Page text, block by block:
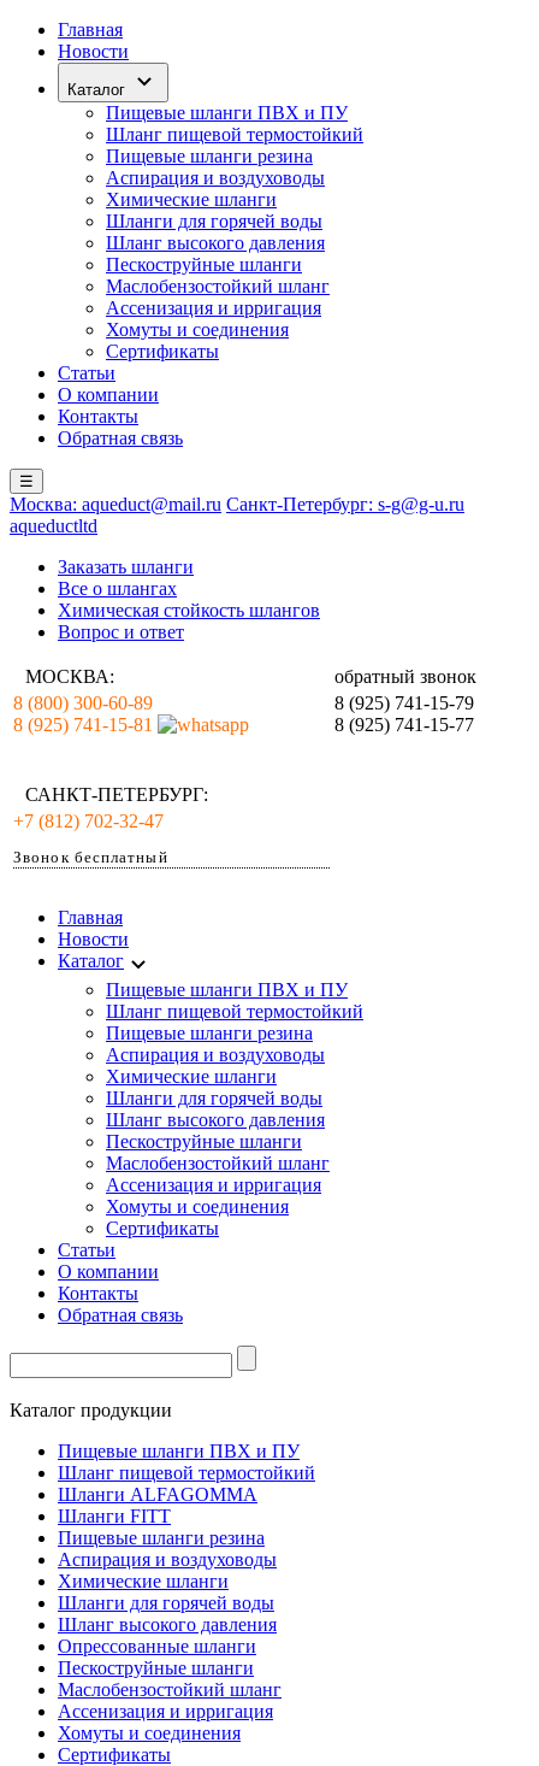
Главная
Новости
Каталог
Пищевые шланги ПВХ и ПУ
Шланг пищевой термостойкий
Пищевые шланги резина
Аспирация и воздуховоды
Химические шланги
Шланги для горячей воды
Шланг высокого давления
Пескоструйные шланги
Маслобензостойкий шланг
Ассенизация и ирригация
Хомуты и соединения
Сертификаты
Статьи
О компании
Контакты
Обратная связь
☰
Москва: aqueduct@mail.ru Санкт-Петербург: s-g@g-u.ru
aqueductltd
Заказать шланги
Все о шлангах
Химическая стойкость шлангов
Вопрос и ответ
МОСКВА:
обратный звонок
8 (800) 300-60-89
8 (925) 741-15-81
8 (925) 741-15-79
8 (925) 741-15-77
САНКТ-ПЕТЕРБУРГ:
+7 (812) 702-32-47
Звонок бесплатный
Главная
Новости
Каталог
Пищевые шланги ПВХ и ПУ
Шланг пищевой термостойкий
Пищевые шланги резина
Аспирация и воздуховоды
Химические шланги
Шланги для горячей воды
Шланг высокого давления
Пескоструйные шланги
Маслобензостойкий шланг
Ассенизация и ирригация
Хомуты и соединения
Сертификаты
Статьи
О компании
Контакты
Обратная связь
Каталог продукции
Пищевые шланги ПВХ и ПУ
Шланг пищевой термостойкий
Шланги ALFAGOMMA
Шланги FITT
Пищевые шланги резина
Аспирация и воздуховоды
Химические шланги
Шланги для горячей воды
Шланг высокого давления
Опрессованные шланги
Пескоструйные шланги
Маслобензостойкий шланг
Ассенизация и ирригация
Хомуты и соединения
Сертификаты